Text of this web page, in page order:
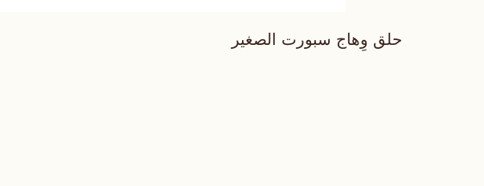
حلق وِهاج سبورت الصغير